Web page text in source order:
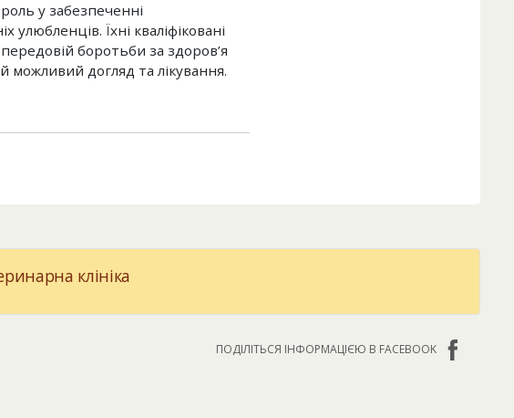
у забезпеченні
Їхні кваліфіковані
боротьби за здоров’я
догляд та лікування.
клініка
ПОДІЛІТЬСЯ ІНФОРМАЦІЄЮ В FACEBOOK